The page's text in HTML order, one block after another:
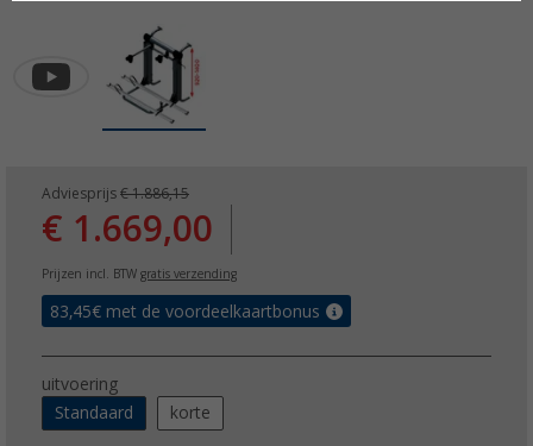
Adviesprijs € 1.886,15
€ 1.669,00
Prijzen incl. BTW gratis verzending
83,45€ met de voordeelkaartbonus
uitvoering
Standaard
korte